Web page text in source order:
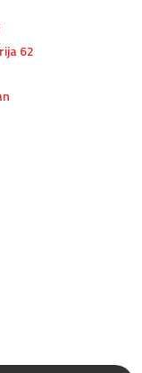
62